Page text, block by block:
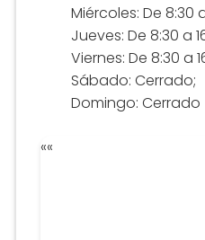
Miércoles: De 8:30
Jueves: De 8:30 a
Viernes: De 8:30 a
Sábado: Cerrado;
Domingo: Cerrado
««